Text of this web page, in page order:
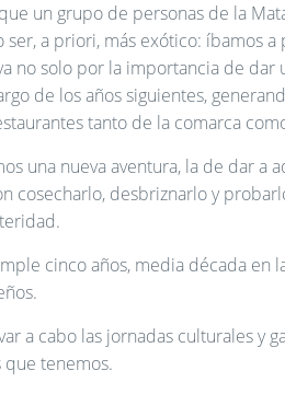
un grupo de personas de la
a priori, más exótico: íbamos
no solo por la importancia de
de los años siguientes,
tanto de la comarca
una nueva aventura, la de dar
cosecharlo, desbriznarlo y
cinco años, media década en
a cabo las jornadas culturales y
que tenemos.